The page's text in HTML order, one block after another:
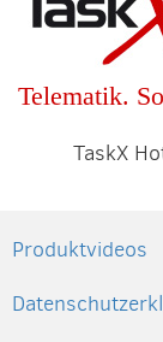
Telematik.
TaskX
Produktvideos